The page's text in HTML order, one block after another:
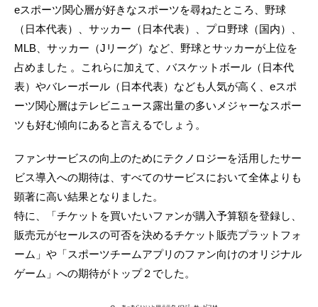
eスポーツ関心層が好きなスポーツを尋ねたところ、野球
（日本代表）、サッカー（日本代表）、プロ野球（国内）、
MLB、サッカー（Jリーグ）など、野球とサッカーが上位を
占めました 。これらに加えて、バスケットボール（日本代
表）やバレーボール（日本代表）なども人気が高く、eスポ
ーツ関心層はテレビニュース露出量の多いメジャーなスポー
ツも好む傾向にあると言えるでしょう。
ファンサービスの向上のためにテクノロジーを活用したサー
ビス導入への期待は、すべてのサービスにおいて全体よりも
顕著に高い結果となりました。
特に、「チケットを買いたいファンが購入予算額を登録し、
販売元がセールスの可否を決めるチケット販売プラットフォ
ーム」や「スポーツチームアプリのファン向けのオリジナル
ゲーム」への期待がトップ２でした。